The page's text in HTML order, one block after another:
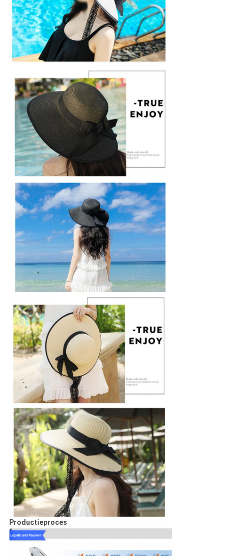
Productieproces